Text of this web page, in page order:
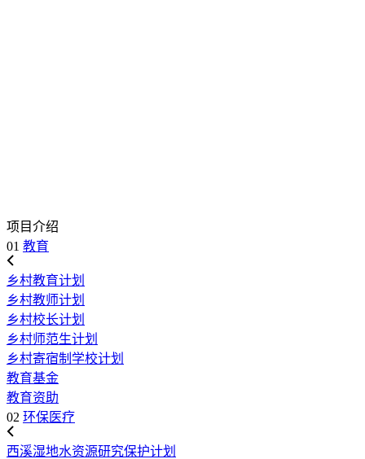
项目介绍
01 教育
乡村教育计划
乡村教师计划
乡村校长计划
乡村师范生计划
乡村寄宿制学校计划
教育基金
教育资助
02 环保医疗
西溪湿地水资源研究保护计划